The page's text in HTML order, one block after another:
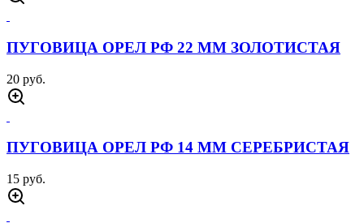
ПУГОВИЦА ОРЕЛ РФ 22 ММ ЗОЛОТИСТАЯ
20 руб.
ПУГОВИЦА ОРЕЛ РФ 14 ММ СЕРЕБРИСТАЯ
15 руб.